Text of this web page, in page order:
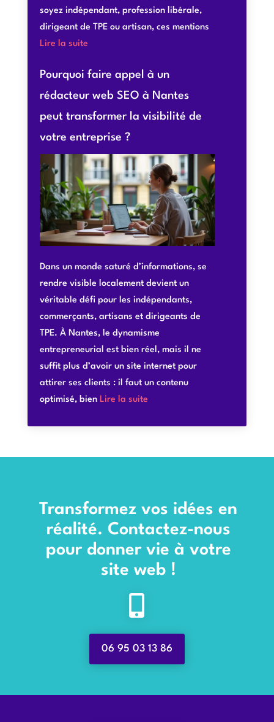
soyez indépendant, profession libérale,
dirigeant de TPE ou artisan, ces mentions
Lire la suite
Pourquoi faire appel à un
rédacteur web SEO à Nantes
peut transformer la visibilité de
votre entreprise ?
Dans un monde saturé d’informations, se
rendre visible localement devient un
véritable défi pour les indépendants,
commerçants, artisans et dirigeants de
TPE. À Nantes, le dynamisme
entrepreneurial est bien réel, mais il ne
suffit plus d’avoir un site internet pour
attirer ses clients : il faut un contenu
optimisé, bien Lire la suite
Transformez vos idées en
réalité. Contactez-nous
pour donner vie à votre
site web !

06 95 03 13 86